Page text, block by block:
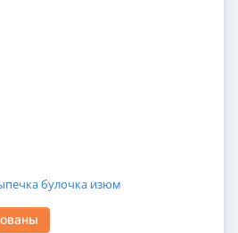
булочка изюм